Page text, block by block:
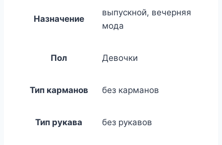
Назначение
выпускной, вечерняя
мода
Пол Девочки
Тип карманов без карманов
Тип рукава без рукавов